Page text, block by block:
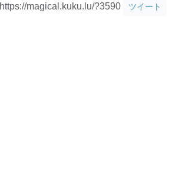
https://magical.kuku.lu/?3590 ツイート